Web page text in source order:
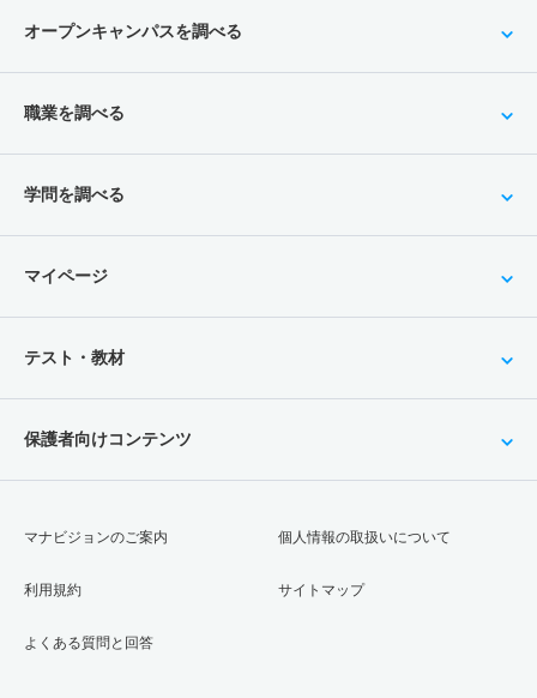
オープンキャンパスを調べる
職業を調べる
学問を調べる
マイページ
テスト・教材
保護者向けコンテンツ
マナビジョンのご案内
利用規約
よくある質問と回答
個人情報の取扱いについて
サイトマップ